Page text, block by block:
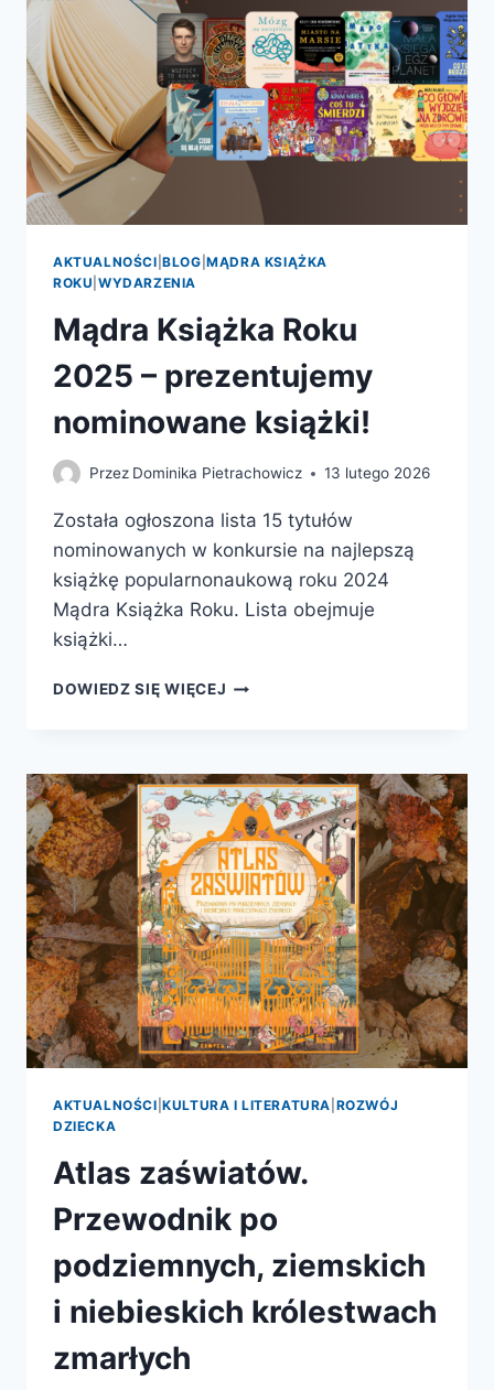
GŁOS!
AKTUALNOŚCI |BLOG |MĄDRA KSIĄŻKA
ROKU WYDARZENIA
Mądra Książka Roku
2025 – prezentujemy
nominowane książki!
Przez Dominika Pietrachowicz 13 lutego 2026
Została ogłoszona lista 15 tytułów
nominowanych w konkursie na najlepszą
książkę popularnonaukową roku 2024
Mądra Książka Roku. Lista obejmuje
książki…
DOWIEDZ SIĘ WIĘCEJ MĄDRA
–
PREZENTUJEMY
NOMINOWANE
KSIĄŻKI!
AKTUALNOŚCI |KULTURA I LITERATURA ROZWÓJ
DZIECKA
Atlas zaświatów.
Przewodnik po
podziemnych, ziemskich
i niebieskich królestwach
zmarłych